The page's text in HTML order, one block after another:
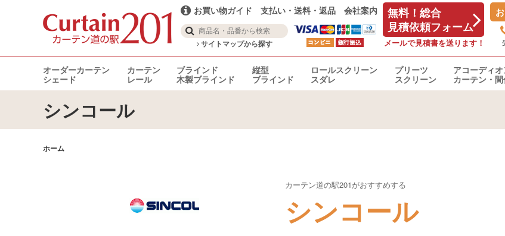
お買い物ガイド 支払い・送料・返品 会社案内
サイトマップから探す
無料！総合
見積依頼フォーム
メールで見積書を送ります！
オーダーカーテン
シェード
カーテン
レール
ブラインド
木製ブラインド
縦型
ブラインド
ロールスクリーン
スダレ
プリーツ
スクリーン
アコーディ
カーテン・間
シンコール
ホーム
カーテン道の駅201がおすすめする
シンコール